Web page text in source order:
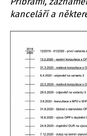
kanceláří a